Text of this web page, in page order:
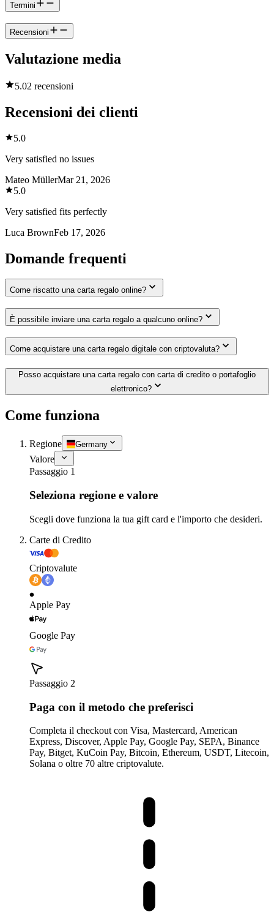
Termini
Recensioni
Valutazione media
5.02 recensioni
Recensioni dei clienti
5.0
Very satisfied no issues
Mateo MüllerMar 21, 2026
5.0
Very satisfied fits perfectly
Luca BrownFeb 17, 2026
Domande frequenti
Come riscatto una carta regalo online?
È possibile inviare una carta regalo a qualcuno online?
Come acquistare una carta regalo digitale con criptovaluta?
Posso acquistare una carta regalo con carta di credito o portafoglio
elettronico?
Come funziona
Regione Germany
Valore
Passaggio 1
Seleziona regione e valore
Scegli dove funziona la tua gift card e l'importo che desideri.
Carte di Credito
Criptovalute
Apple Pay
Google Pay
Passaggio 2
Paga con il metodo che preferisci
Completa il checkout con Visa, Mastercard, American
Express, Discover, Apple Pay, Google Pay, SEPA, Binance
Pay, Bitget, KuCoin Pay, Bitcoin, Ethereum, USDT, Litecoin,
Solana o oltre 70 altre criptovalute.